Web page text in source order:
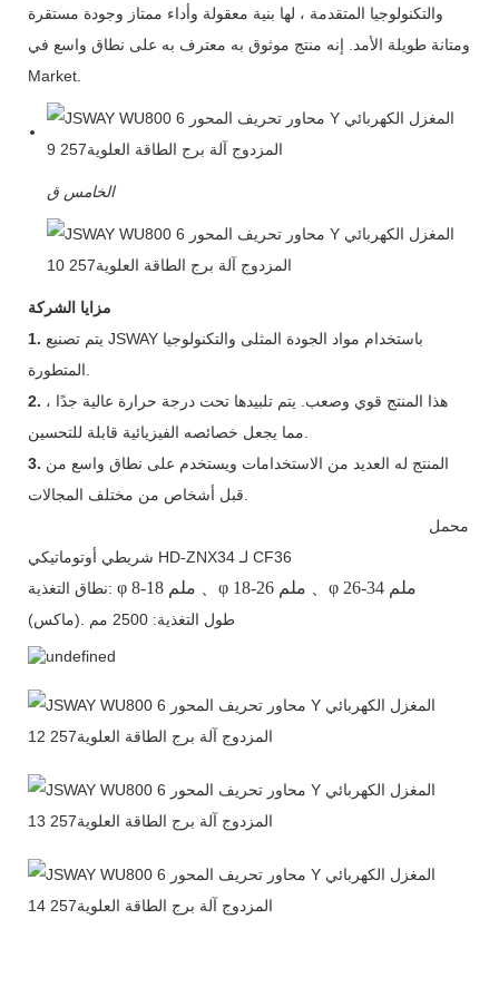
والتكنولوجيا المتقدمة ، لها بنية معقولة وأداء ممتاز وجودة مستقرة
ومتانة طويلة الأمد. إنه منتج موثوق به معترف به على نطاق واسع في
Market.
الخامس ق
مزايا الشركة
1. يتم تصنيع JSWAY باستخدام مواد الجودة المثلى والتكنولوجيا
2. هذا المنتج قوي وصعب. يتم تلبيدها تحت درجة حرارة عالية جدًا ،
3. المنتج له العديد من الاستخدامات ويستخدم على نطاق واسع من
شريطي أوتوماتيكي HD-ZNX34 لـ CF36
نطاق التغذية: φ 、φ 、φ 26-34 ملم
(ماكس). طول التغذية: 2500 مم